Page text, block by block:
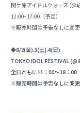
関ケ原アイドルウォーズ (@
12:00~17:00（予定）
※販売時間は予告なしに変
◆8/2(金).3(土).4(日)
TOKYO IDOL FESTIVAL (@
全日ともに11：00～18：00
※販売時間は予告なしに変